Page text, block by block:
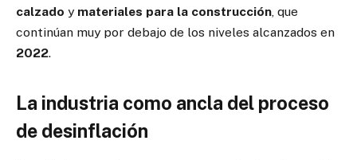
calzado y materiales para la construcción, que
continúan muy por debajo de los niveles alcanzados en
2022.
La industria como ancla del proceso
de desinflación